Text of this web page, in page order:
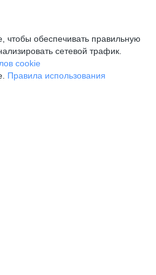
обеспечивать правильную
сетевой трафик.
cookie
Правила использования